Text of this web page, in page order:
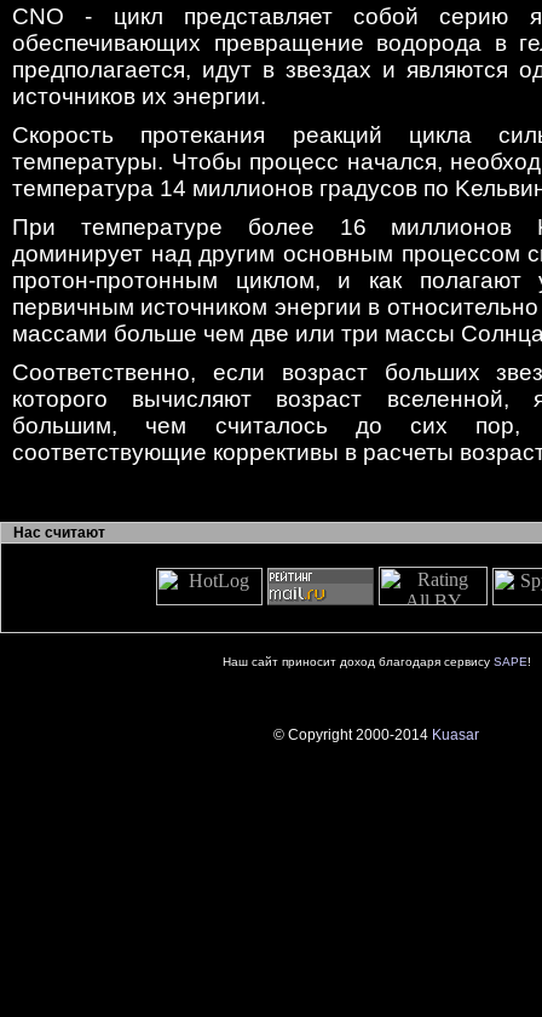
CNO - цикл представляет собой серию
обеспечивающих превращение водорода в
предполагается, идут в звездах и являются
источников их энергии.
Скорость протекания реакций цикла
температуры. Чтобы процесс начался,
температура 14 миллионов градусов по
При температуре более 16 миллионов
доминирует над другим основным процессом
протон-протонным циклом, и как полагают
первичным источником энергии в относительно
массами больше чем две или три массы
Соответственно, если возраст больших
которого вычисляют возраст вселенной,
большим, чем считалось до сих пор,
соответствующие коррективы в расчеты
Нас считают
Наш сайт приносит доход благодаря сервису SAPE!
© Copyright 2000-2014 Kuasar